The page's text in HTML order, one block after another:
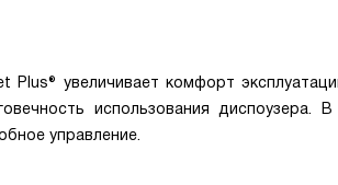
Plus® увеличивает комфорт
использования диспоузера.
управление.